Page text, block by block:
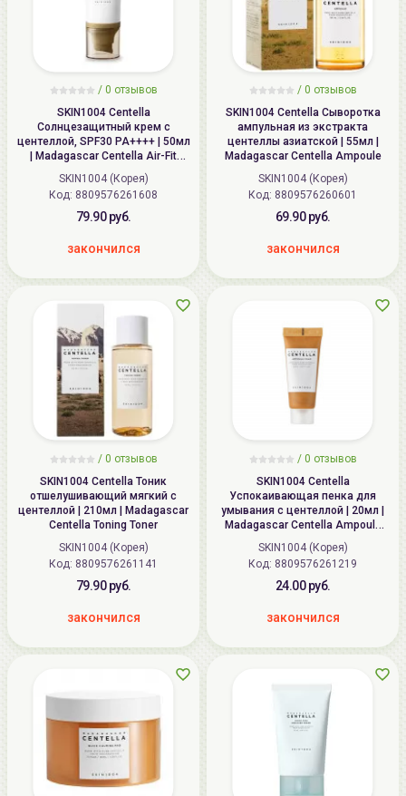
/ 0 отзывов
SKIN1004 Centella
Солнцезащитный крем с
центеллой, SPF30 PA++++ | 50мл
| Madagascar Centella Air-Fit
Suncream Light SPF30 PA++++
SKIN1004 (Корея)
Код: 8809576261608
79.90 руб.
закончился
/ 0 отзывов
SKIN1004 Centella Сыворотка
ампульная из экстракта
центеллы азиатской | 55мл |
Madagascar Centella Ampoule
SKIN1004 (Корея)
Код: 8809576260601
69.90 руб.
закончился
/ 0 отзывов
SKIN1004 Centella Тоник
отшелушивающий мягкий с
центеллой | 210мл | Madagascar
Centella Toning Toner
SKIN1004 (Корея)
Код: 8809576261141
79.90 руб.
закончился
/ 0 отзывов
SKIN1004 Centella
Успокаивающая пенка для
умывания с центеллой | 20мл |
Madagascar Centella Ampoule
Foam
SKIN1004 (Корея)
Код: 8809576261219
24.00 руб.
закончился